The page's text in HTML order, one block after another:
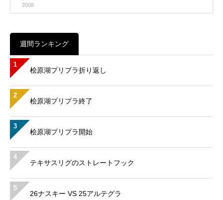
2008
週間ランキング
1
桧原湖プリプラ折り返し
2
桧原湖プリプラ終了
3
桧原湖プリプラ開始
4
テキサスリグのストレートフック
5
26ナスキー VS 25アルテグラ